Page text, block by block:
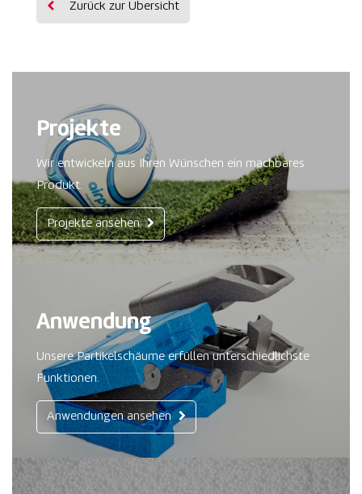
Zurück zur Übersicht
Projekte
Wir entwickeln aus Ihren Wünschen ein machbares
Produkt.
Projekte ansehen
Anwendung
Unsere Partikelschäume erfüllen unterschiedlichste
Funktionen.
Anwendungen ansehen